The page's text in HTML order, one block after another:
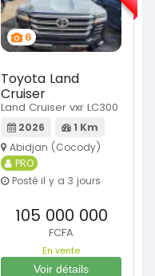
6
Toyota Land
Cruiser
Land Cruiser vxr LC300
2026
1 Km
Abidjan (Cocody)
PRO
Posté il y a 3 jours
105 000 000
FCFA
En vente
Voir détails